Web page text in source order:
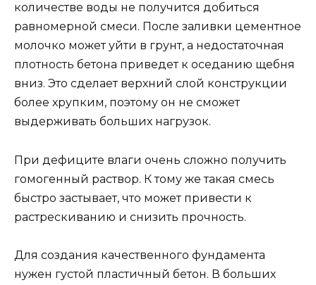
количестве воды не получится добиться
равномерной смеси. После заливки цементное
молочко может уйти в грунт, а недостаточная
плотность бетона приведет к оседанию щебня
вниз. Это сделает верхний слой конструкции
более хрупким, поэтому он не сможет
выдерживать больших нагрузок.
При дефиците влаги очень сложно получить
гомогенный раствор. К тому же такая смесь
быстро застывает, что может привести к
растрескиванию и снизить прочность.
Для создания качественного фундамента
нужен густой пластичный бетон. В больших